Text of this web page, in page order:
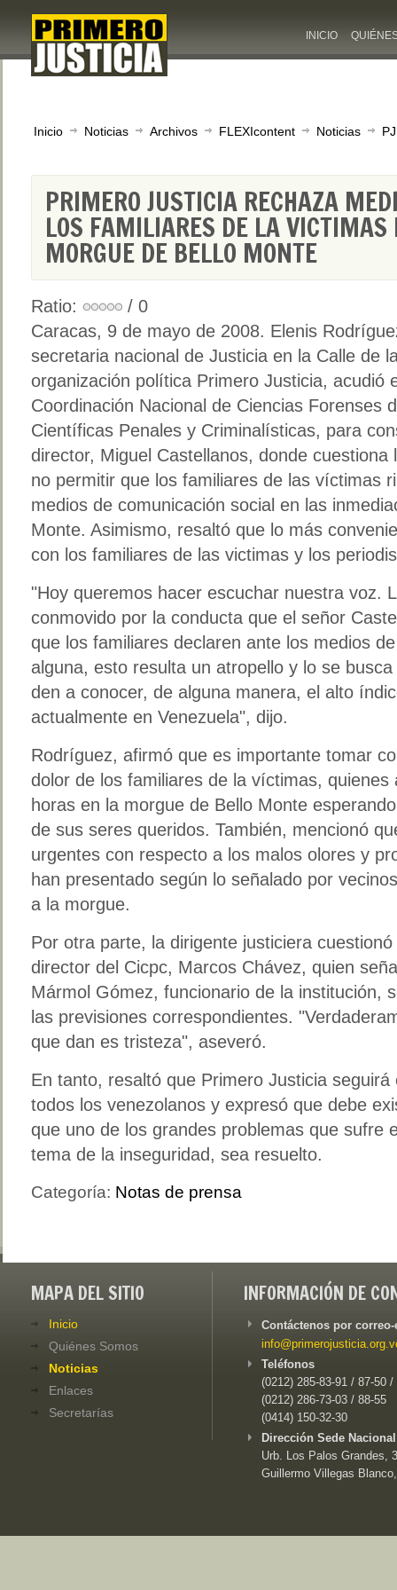
INICIO
Inicio Noticias Archivos FLEXIcontent Noticias
PRIMERO JUSTICIA RECHAZA
LOS FAMILIARES DE LA VICTIMAS
MORGUE DE BELLO MONTE
Ratio:
/ 0
Caracas, 9 de mayo de 2008. Elenis
secretaria nacional de Justicia en la Calle de
organización política Primero Justicia, acudió
Coordinación Nacional de Ciencias Forenses
Científicas Penales y Criminalísticas, para
director, Miguel Castellanos, donde cuestiona
no permitir que los familiares de las víctimas
medios de comunicación social en las
Monte. Asimismo, resaltó que lo más
con los familiares de las victimas y los
Hoy queremos hacer escuchar nuestra voz.
conmovido por la conducta que el señor
que los familiares declaren ante los medios
alguna, esto resulta un atropello y lo se
den a conocer, de alguna manera, el alto
actualmente en Venezuela , dijo.
Rodríguez, afirmó que es importante tomar
dolor de los familiares de la víctimas,
horas en la morgue de Bello Monte
de sus seres queridos. También, mencionó
urgentes con respecto a los malos olores y
han presentado según lo señalado por
a la morgue.
Por otra parte, la dirigente justiciera
director del Cicpc, Marcos Chávez, quien
Mármol Gómez, funcionario de la institución,
las previsiones correspondientes.
que dan es tristeza , aseveró.
En tanto, resaltó que Primero Justicia
todos los venezolanos y expresó que debe
que uno de los grandes problemas que sufre
tema de la inseguridad, sea resuelto.
Categoría: Notas de prensa
MAPA DEL SITIO
Inicio
Quiénes Somos
Noticias
Enlaces
Secretarías
INFORMACIÓN DE
Contáctenos por
Teléfonos
(0212) 285-83-91 / 87-50 /
(0212) 286-73-03 / 88-55
(0414) 150-32-30
Dirección Sede
Urb. Los Palos Grandes,
Guillermo Villegas